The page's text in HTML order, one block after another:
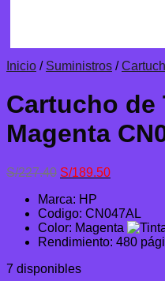
Inicio / Suministros /
Cartucho de
Magenta
S/227.40 El
original
era:
S/227.40.
S/189.50El
es:
S/189.50.
Marca: HP
Codigo: CN047AL
Color: Magenta
Rendimiento: 480
7 disponibles